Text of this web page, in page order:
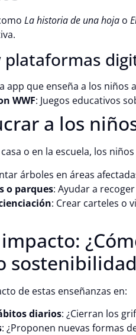
La historia de una hoja o
plataformas
app que enseña a los
WWF: Juegos educativos
a los
o en la escuela, los
árboles en áreas
o parques: Ayudar a
: Crear carteles o
de estas enseñanzas en:
diarios: ¿Cierran los
: ¿Proponen nuevas formas